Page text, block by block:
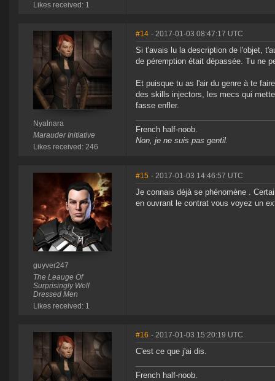
Likes received: 1
Nyalnara
Marauder Initiative
Likes received: 246
#14 - 2017-01-03 08:47:17 UTC
Si t'avais lu la description de l'objet,
de péremption était dépassée. Tu ne
Et puisque tu as l'air du genre à te
des skills injectors, les mecs qui
fasse enfler.
French half-noob.
Non, je ne suis pas gentil.
guyver247
The Leauge Of
Surprisingly Well
Dressed Men
Likes received: 1
#15 - 2017-01-03 14:46:57 UTC
Je connais déjà se phénomène .
en ouvrant le contrat vous voyez un
#16 - 2017-01-03 15:20:19 UTC
C'est ce que j'ai dis.
French half-noob.